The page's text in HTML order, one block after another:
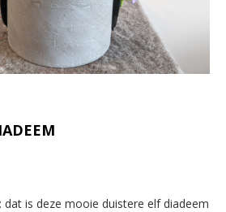
is deze mooie duistere elf diadeem